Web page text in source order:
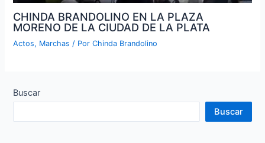
CHINDA BRANDOLINO EN LA PLAZA
MORENO DE LA CIUDAD DE LA PLATA
Actos, Marchas / PorChinda Brandolino
Buscar
Buscar